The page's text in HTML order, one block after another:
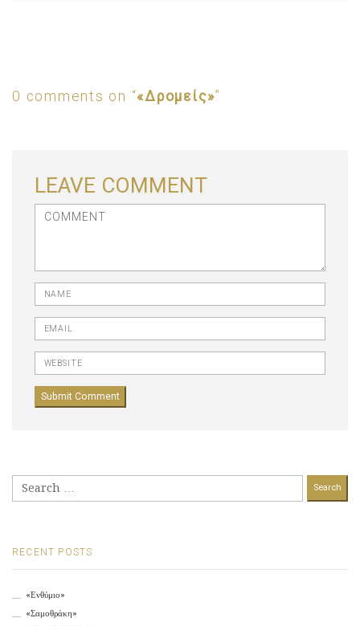
0 comments on “«Δρομείς»”
LEAVE COMMENT
<b>Comment</b> ( * )
Name
Email
Website
for:
RECENT POSTS
«Ενθύμιο»
«Σαμοθράκη»